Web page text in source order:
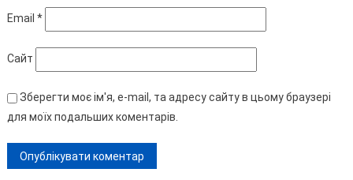
Email *
Сайт
Зберегти моє ім'я, e-mail, та адресу сайту в цьому браузері
для моїх подальших коментарів.